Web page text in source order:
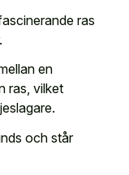
ras
en
ras, vilket
och står